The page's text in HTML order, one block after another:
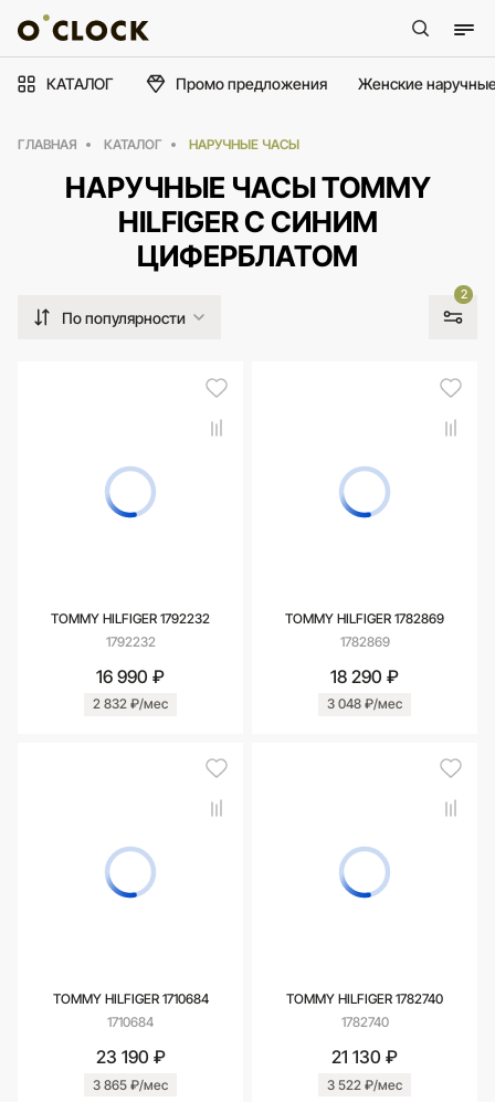
КАТАЛОГ Промо предложения Женские
ГЛАВНАЯ КАТАЛОГ НАРУЧНЫЕ ЧАСЫ
НАРУЧНЫЕ ЧАСЫ TOMMY
HILFIGER С СИНИМ
ЦИФЕРБЛАТОМ
По популярности
2
TOMMY HILFIGER 1792232
1792232
16 990 ₽
2 832 ₽/мес
TOMMY HILFIGER 1782869
1782869
18 290 ₽
3 048 ₽/мес
TOMMY HILFIGER 1710684
1710684
23 190 ₽
3 865 ₽/мес
TOMMY HILFIGER 1782740
1782740
21 130 ₽
3 522 ₽/мес